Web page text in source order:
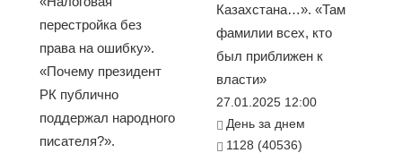
перестройка без
права на ошибку».
«Почему президент
РК публично
поддержал народного
писателя?».
Казахстана…». «Там
фамилии всех, кто
был приближен к
власти»
27.01.2025 12:00
День за днем
1128 (40536)